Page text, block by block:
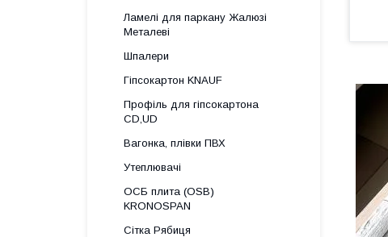
Ламелі для паркану Жалюзі
Металеві
Шпалери
Гіпсокартон KNAUF
Профіль для гіпсокартона
CD,UD
Вагонка, плівки ПВХ
Утеплювачі
ОСБ плита (OSB)
KRONOSPAN
Сітка Рябиця